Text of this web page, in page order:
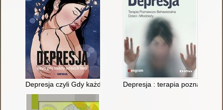
Depresja czyli Gdy każdy oddech boliDepresja : terapia poznawczo-